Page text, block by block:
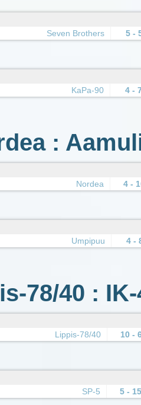
Seven Brothers 5 -
KaPa-90 4 -
:
Nordea 4 -
Umpipuu 4 -
78/40 :
Lippis-78/40 10 -
SP-5 5 - 15